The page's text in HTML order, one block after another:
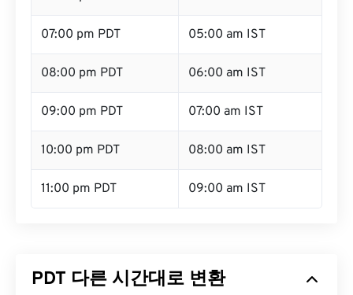
07:00 pm PDT 05:00 am IST
08:00 pm PDT 06:00 am IST
09:00 pm PDT 07:00 am IST
10:00 pm PDT 08:00 am IST
11:00 pm PDT 09:00 am IST
PDT 다른 시간대로 변환